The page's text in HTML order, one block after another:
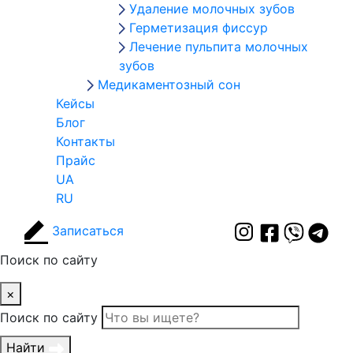
Удаление молочных зубов
Герметизация фиссур
Лечение пульпита молочных
зубов
Медикаментозный сон
Кейсы
Блог
Контакты
Прайс
UA
RU
Записаться
Поиск по сайту
×
Поиск по сайту
Найти